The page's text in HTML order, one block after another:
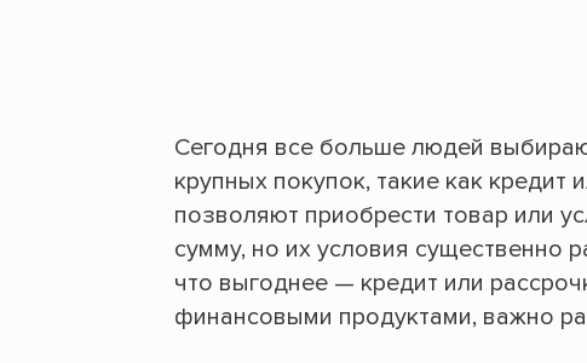
Сегодня все больше людей
крупных покупок, такие как кредит
позволяют приобрести товар или
сумму, но их условия существенно
что выгоднее — кредит или
финансовыми продуктами, важно